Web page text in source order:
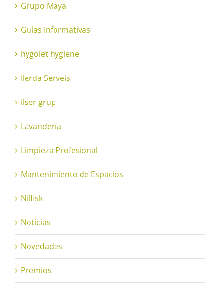
Grupo Maya
Guías Informativas
hygolet hygiene
Ilerda Serveis
ilser grup
Lavandería
Limpieza Profesional
Mantenimiento de Espacios
Nilfisk
Noticias
Novedades
Premios